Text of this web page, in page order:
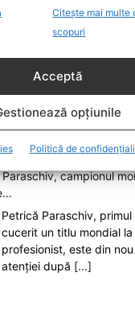
Citește mai multe
scopuri
Acceptă
opțiunile
Politică de
undă verde
curentul companiilor, în
campionul
Petrică Paraschiv,
cucerit un titlu mondial
profesionist, este din
atenției după [...]